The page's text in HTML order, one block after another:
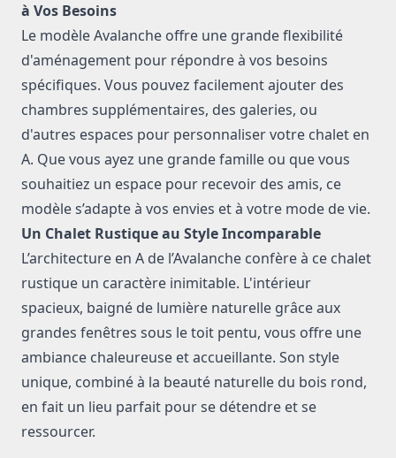
à Vos Besoins
Le modèle Avalanche offre une grande flexibilité
d'aménagement pour répondre à vos besoins
spécifiques. Vous pouvez facilement ajouter des
chambres supplémentaires, des galeries, ou
d'autres espaces pour personnaliser votre chalet en
A. Que vous ayez une grande famille ou que vous
souhaitiez un espace pour recevoir des amis, ce
modèle s’adapte à vos envies et à votre mode de vie.
Un Chalet Rustique au Style Incomparable
L’architecture en A de l’Avalanche confère à ce chalet
rustique un caractère inimitable. L'intérieur
spacieux, baigné de lumière naturelle grâce aux
grandes fenêtres sous le toit pentu, vous offre une
ambiance chaleureuse et accueillante. Son style
unique, combiné à la beauté naturelle du bois rond,
en fait un lieu parfait pour se détendre et se
ressourcer.